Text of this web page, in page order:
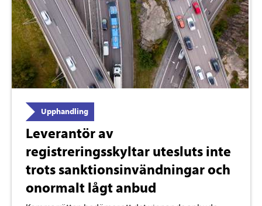
Upphandling
Leverantör av
registreringsskyltar utesluts inte
trots sanktionsinvändningar och
onormalt lågt anbud